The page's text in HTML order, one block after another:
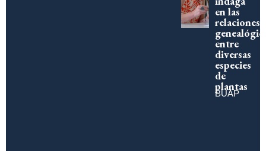
en las
relaciones
entre
diversas
especies
de
plantas
BUAP